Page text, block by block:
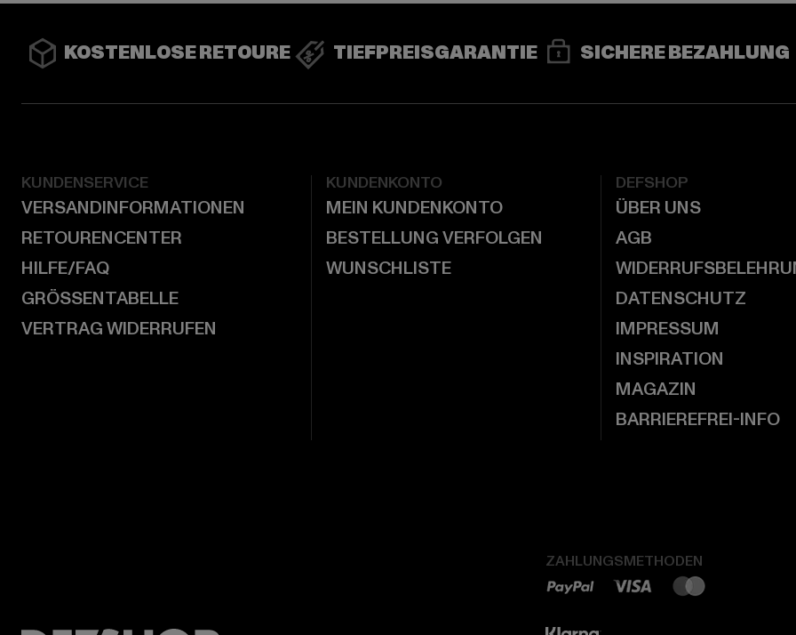
KOSTENLOSE RETOURE TIEFPREISGARANTIE SICHERE BEZAHLUNG
KUNDENSERVICE
VERSANDINFORMATIONEN
RETOURENCENTER
HILFE/FAQ
GRÖSSENTABELLE
VERTRAG WIDERRUFEN
KUNDENKONTO
MEIN KUNDENKONTO
BESTELLUNG VERFOLGEN
WUNSCHLISTE
DEFSHOP
ÜBER UNS
AGB
DATENSCHUTZ
IMPRESSUM
INSPIRATION
MAGAZIN
BARRIEREFREI-INFO
ZAHLUNGSMETHODEN